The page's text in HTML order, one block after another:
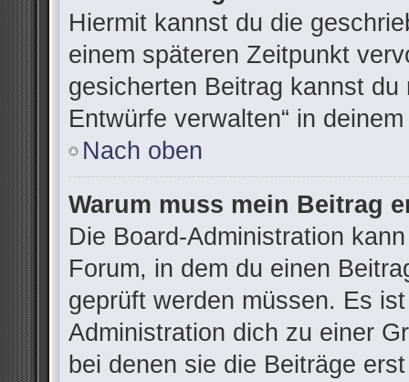
Hiermit kannst du die
einem späteren Zeitpunkt
gesicherten Beitrag kannst
Entwürfe verwalten“ in
Nach oben
Warum muss mein Beitrag
Die Board-Administration
Forum, in dem du einen
geprüft werden müssen. Es
Administration dich zu einer
bei denen sie die Beiträge